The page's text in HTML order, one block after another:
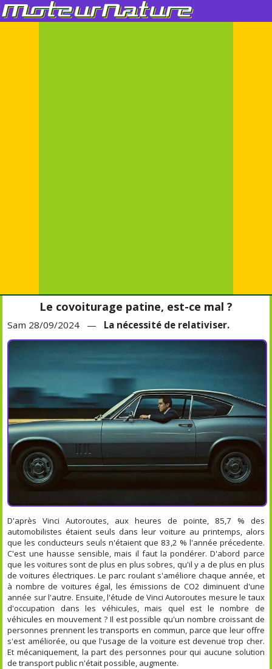
Le covoiturage patine, est-ce mal ?
Sam 28/09/2024 — La nécessité de relativiser.
D'après Vinci Autoroutes, aux heures de pointe, 85,7 % des
automobilistes étaient seuls dans leur voiture au printemps, alors
que les conducteurs seuls n'étaient que 83,2 % l'année précedente.
C'est une hausse sensible, mais il faut la pondérer. D'abord parce
que les voitures sont de plus en plus sobres, qu'il y a de plus en plus
de voitures électriques. Le parc roulant s'améliore chaque année, et
à nombre de voitures égal, les émissions de CO2 diminuent d'une
année sur l'autre. Ensuite, l'étude de Vinci Autoroutes mesure le taux
d'occupation dans les véhicules, mais quel est le nombre de
véhicules en mouvement ? Il est possible qu'un nombre croissant de
personnes prennent les transports en commun, parce que leur offre
s'est améliorée, ou que l'usage de la voiture est devenue trop cher.
Et mécaniquement, la part des personnes pour qui aucune solution
de transport public n'était possible, augmente.